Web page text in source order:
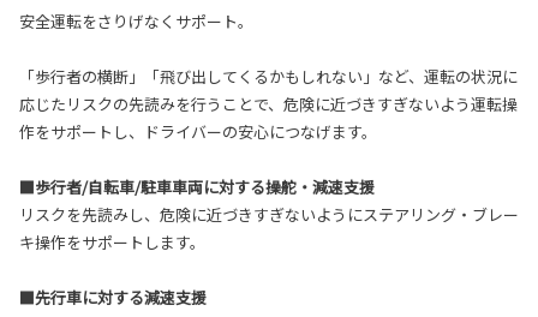
安全運転をさりげなくサポート。
「歩行者の横断」「飛び出してくるかもしれない」など、運転の状況に
応じたリスクの先読みを行うことで、危険に近づきすぎないよう運転操
作をサポートし、ドライバーの安心につなげます。
■歩行者/自転車/駐車車両に対する操舵・減速支援
リスクを先読みし、危険に近づきすぎないようにステアリング・ブレー
キ操作をサポートします。
■先行車に対する減速支援